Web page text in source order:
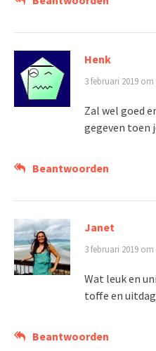
Henk
3 februari 2019 om
Zal wel goed
gegeven toen
Beantwoorden
Janet
3 februari 2019 om
Wat leuk en
toffe en
Beantwoorden